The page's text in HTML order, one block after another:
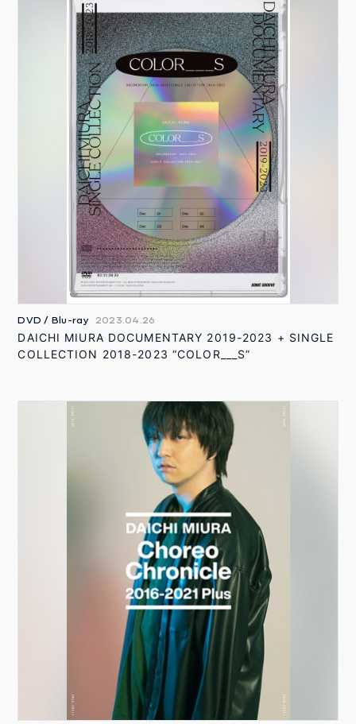
DVD / Blu-ray 2023.04.26
DAICHI MIURA DOCUMENTARY 2019-2023 + SINGLE
COLLECTION 2018-2023 “COLOR___S”